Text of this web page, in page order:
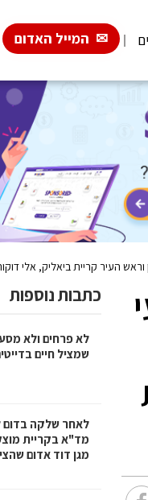
המייל האדום
העיר קריית ביאליק, אלי
כתבות נוספות
לא פרחים ולא
שמציל חיים
לאחר שלקה בדום
מד"א בקריית
מגן דוד אדום